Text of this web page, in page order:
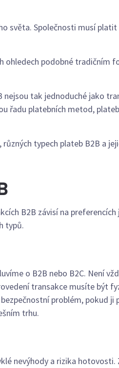
světa. Společnosti musí
ohledech podobné tradičním
tak jednoduché jako
řadu platebních metod,
, různých typech plateb B2B a
B2B závisí na
typů.
o B2B nebo B2C. Není
transakce musíte být
problém, pokud ji
trhu.
nevýhody a rizika hotovosti.